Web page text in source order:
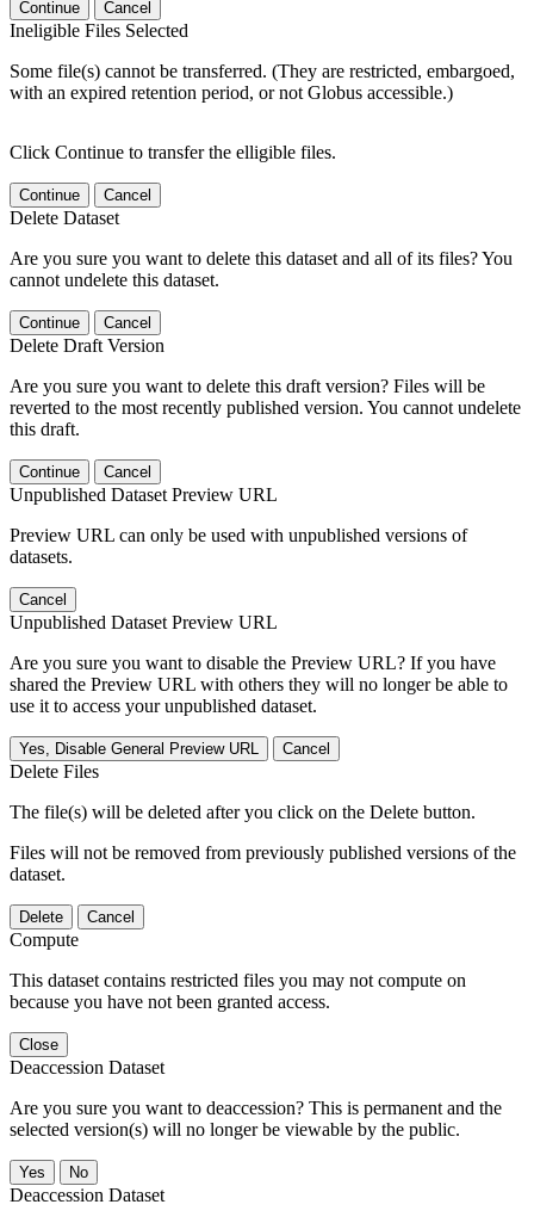
Continue Cancel
Ineligible Files Selected
Some file(s) cannot be transferred. (They are restricted, embargoed,
with an expired retention period, or not Globus accessible.)
Click Continue to transfer the elligible files.
Continue Cancel
Delete Dataset
Are you sure you want to delete this dataset and all of its files? You
cannot undelete this dataset.
Continue Cancel
Delete Draft Version
Are you sure you want to delete this draft version? Files will be
reverted to the most recently published version. You cannot undelete
this draft.
Continue Cancel
Unpublished Dataset Preview URL
Preview URL can only be used with unpublished versions of
datasets.
Cancel
Unpublished Dataset Preview URL
Are you sure you want to disable the Preview URL? If you have
shared the Preview URL with others they will no longer be able to
use it to access your unpublished dataset.
Yes, Disable General Preview URL Cancel
Delete Files
The file(s) will be deleted after you click on the Delete button.
Files will not be removed from previously published versions of the
dataset.
Delete Cancel
Compute
This dataset contains restricted files you may not compute on
because you have not been granted access.
Close
Deaccession Dataset
Are you sure you want to deaccession? This is permanent and the
selected version(s) will no longer be viewable by the public.
No
Deaccession Dataset